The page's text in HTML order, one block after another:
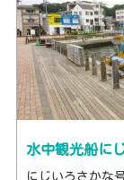
水中観光船に
にじいろさかな